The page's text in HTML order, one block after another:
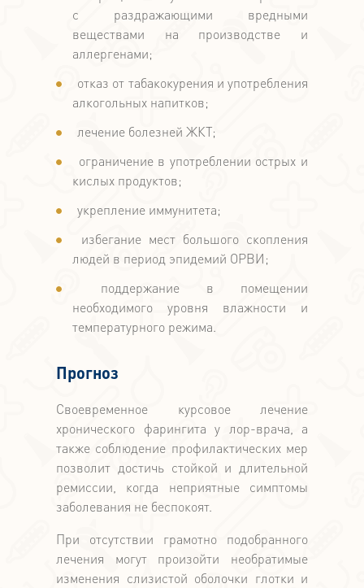
с раздражающими вредными
веществами на производстве и
аллергенами;
отказ от табакокурения и употребления
алкогольных напитков;
лечение болезней ЖКТ;
ограничение в употреблении острых и
кислых продуктов;
укрепление иммунитета;
избегание мест большого скопления
людей в период эпидемий ОРВИ;
поддержание в помещении
необходимого уровня влажности и
температурного режима.
Прогноз
Своевременное курсовое лечение
хронического фарингита у лор-врача, а
также соблюдение профилактических мер
позволит достичь стойкой и длительной
ремиссии, когда неприятные симптомы
заболевания не беспокоят.
При отсутствии грамотно подобранного
лечения могут произойти необратимые
изменения слизистой оболочки глотки и